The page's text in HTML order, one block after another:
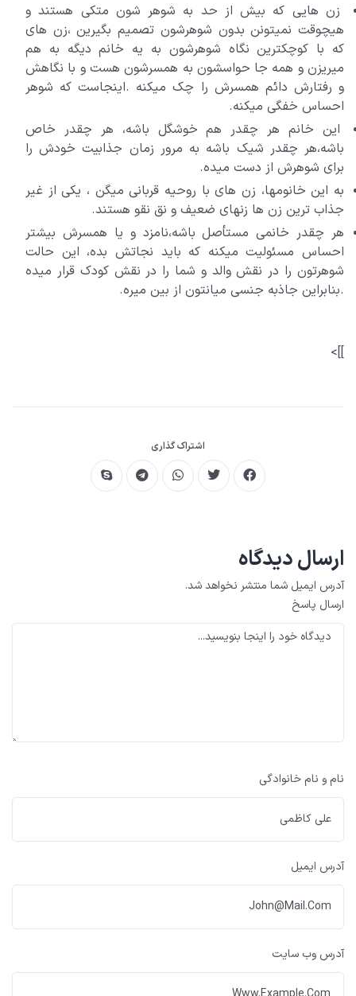
زن هایی که بیش از حد به شوهر شون متکی هستند و
هیچوقت نمیتونن بدون شوهرشون تصمیم بگیرین ،زن های
که با کوچکترین نگاه شوهرشون به یه خانم دیگه به هم
میریزن و همه جا حواسشون به همسرشون هست و با نگاهش
و رفتارش دائم همسرش را چک میکنه .اینجاست که شوهر
احساس خفگی میکنه.
این خانم هر چقدر هم خوشگل باشه، هر چقدر خاص
باشه،هر چقدر شیک باشه به مرور زمان جذابیت خودش را
برای شوهرش از دست میده.
به این خانومها، زن های با روحیه قربانی میگن ، یکی از غیر
جذاب ترین زن ها زنهای ضعیف و نق نقو هستند.
هر چقدر خانمی مستأصل باشه،نامزد و یا همسرش بیشتر
احساس مسئولیت میکنه که باید نجاتش بده، این حالت
شوهرتون را در نقش والد و شما را در نقش کودک قرار میده
.بنابراین جاذبه جنسی میانتون از بین میره.
]]>
اشتراک گذاری
ارسال دیدگاه
آدرس ایمیل شما منتشر نخواهد شد.
ارسال پاسخ
نام و نام خانوادگی
آدرس ایمیل
آدرس وب سایت